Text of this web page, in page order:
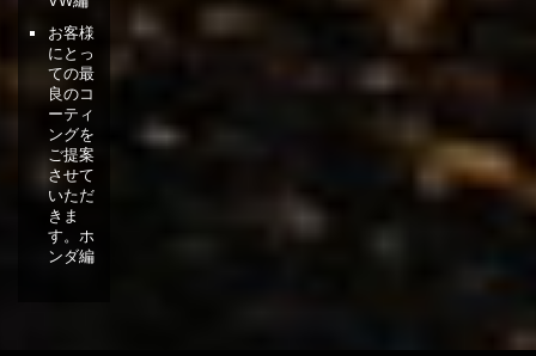
お客様
にとっ
ての最
良のコ
ーティ
ングを
ご提案
させて
いただ
きま
す。ホ
ンダ編